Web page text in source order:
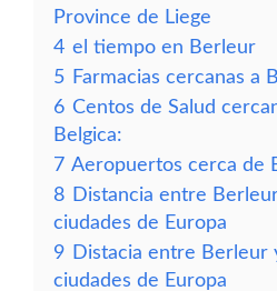
Province de Liege
4 el tiempo en Berleur
5 Farmacias cercanas a
6 Centos de Salud
Belgica:
7 Aeropuertos cerca de
8 Distancia entre
ciudades de Europa
9 Distacia entre Berleur
ciudades de Europa